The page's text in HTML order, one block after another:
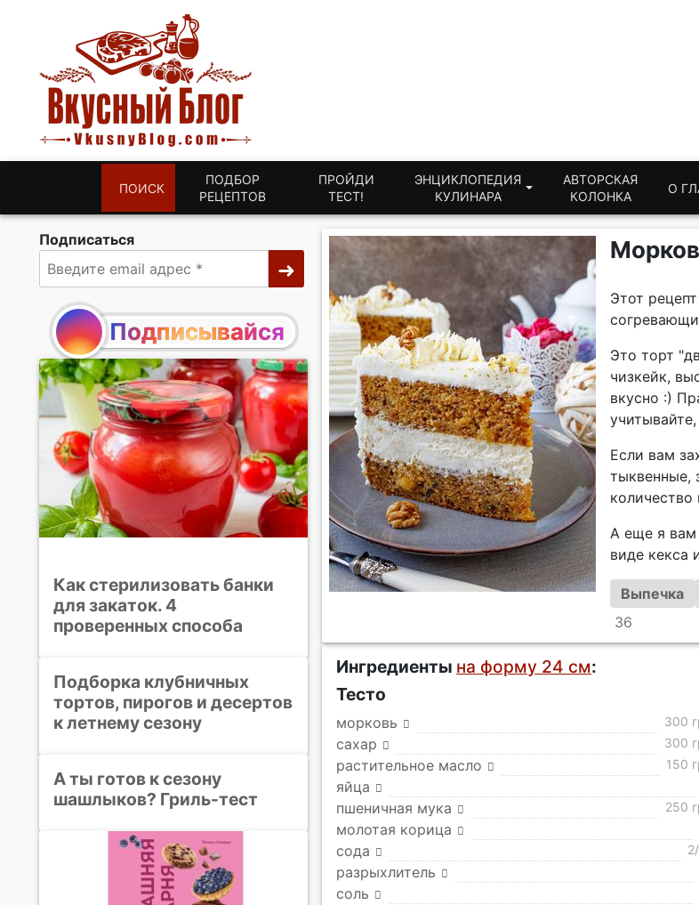
ПОИСК
ПОДБОР
РЕЦЕПТОВ
ПРОЙДИ
ТЕСТ!
ЭНЦИКЛОПЕДИЯ
КУЛИНАРА
АВТОРСКАЯ
КОЛОНКА
О
Этот
Это торт
чизкейк,
вкусно :)
Если вам
тыквенные,
А еще я вам
виде кекса
Выпечка
36
Ингредиенты на форму 24 см:
Тесто
морковь 300
сахар 300
растительное масло 150
яйца
пшеничная мука 250
молотая корица
сода
разрыхлитель
соль
Подписаться
Подписывайся
Как стерилизовать банки
для закаток. 4
проверенных способа
Подборка клубничных
тортов, пирогов и десертов
к летнему сезону
А ты готов к сезону
шашлыков? Гриль-тест